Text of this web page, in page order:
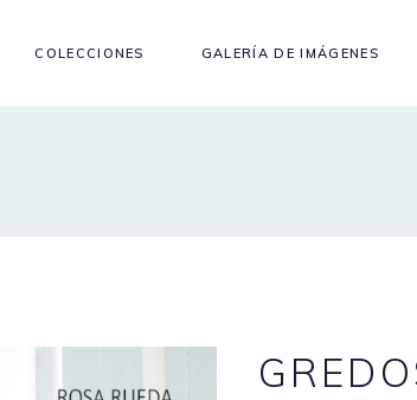
COLECCIONES GALERÍA DE IMÁGENES